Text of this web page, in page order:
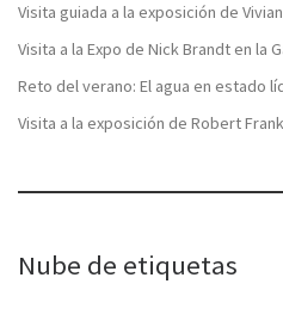
Visita guiada a la exposición de
Visita a la Expo de Nick Brandt en la
Reto del verano: El agua en estado
Visita a la exposición de Robert
Nube de etiquetas